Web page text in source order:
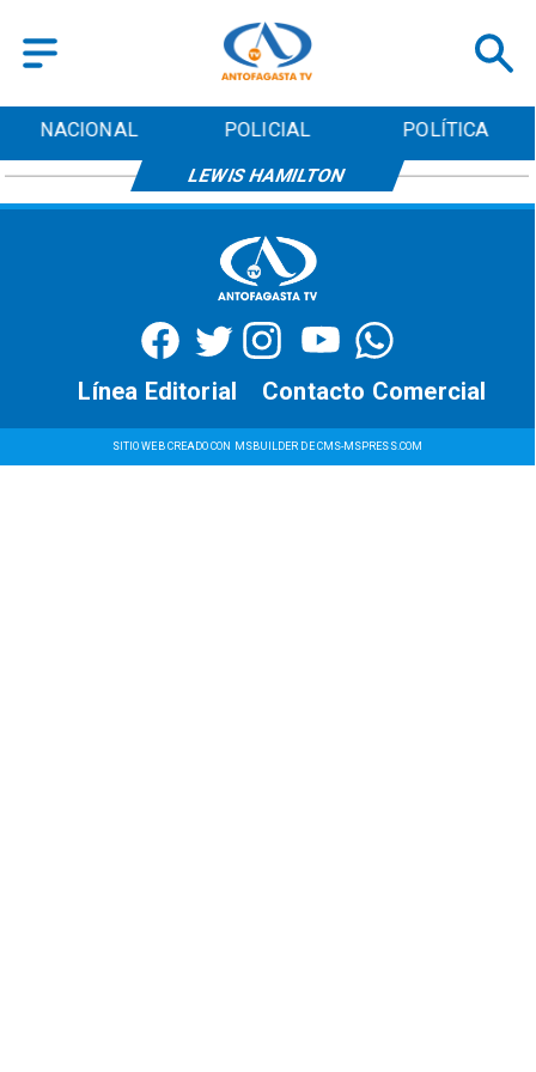
NACIONAL POLICIAL POLÍTICA
LEWIS HAMILTON
SITIO WEB CREADO CON MSBUILDER DE CMS-MSPRESS.COM
Contacto Comercial
Línea Editorial